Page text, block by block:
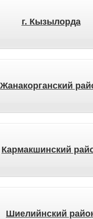
г. Кызылорда
Жанакорганский
Кармакшинский
Шиелийнский